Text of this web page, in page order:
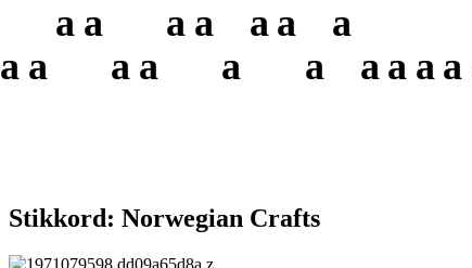
a
a
a
a
a
a
a
a
a
a a
Stikkord: Norwegian Crafts